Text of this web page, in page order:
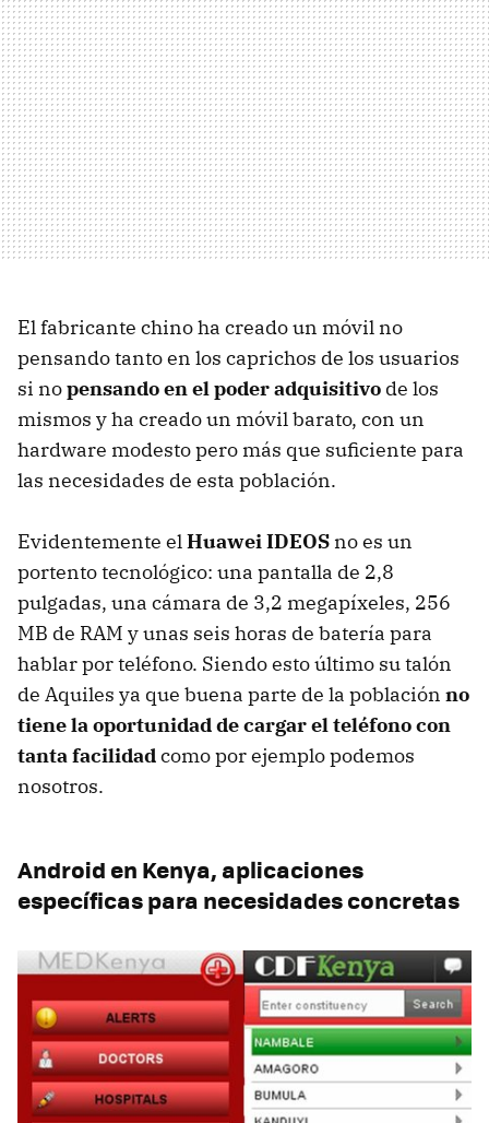
El fabricante chino ha creado un móvil no
pensando tanto en los caprichos de los usuarios
si nopensando en el poder adquisitivo de los
mismos y ha creado un móvil barato, con un
hardware modesto pero más que suficiente para
las necesidades de esta población.
Evidentemente elHuawei IDEOS no es un
portento tecnológico: una pantalla de 2,8
pulgadas, una cámara de 3,2 megapíxeles, 256
MB de RAM y unas seis horas de batería para
hablar por teléfono. Siendo esto último su talón
de Aquiles ya que buena parte de la población no
tiene la oportunidad de cargar el teléfono con
tanta facilidadcomo por ejemplo podemos
nosotros.
Android en Kenya, aplicaciones
específicas para necesidades concretas